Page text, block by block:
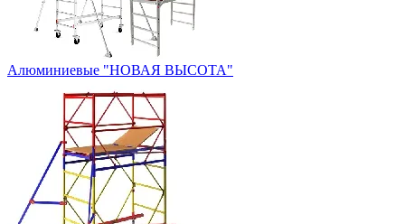
Алюминиевые "НОВАЯ ВЫСОТА"